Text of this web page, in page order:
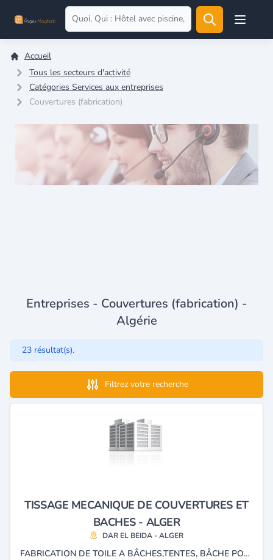
Open
Accueil
Tous les secteurs d'activité
Catégories Services aux entreprises
Couvertures (fabrication)
Entreprises - Couvertures (fabrication) -
Algérie
23 résultat(s).
Filtrez votre recherche
TISSAGE MECANIQUE DE COUVERTURES ET
BACHES - ALGER
DAR EL BEIDA - ALGER
FABRICATION DE TOILE A BÂCHES,TENTES, BÂCHE POUR CAMIONS, COUVERTURES, BÂCHE A EAU, PAGODE, CHAPITEAUX EN PVC ET CITERNES SOUPLES.